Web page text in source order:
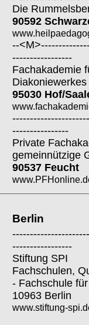
Die
90592
--
-----------------
Fachakademie
95030 Hof/
----------------
Private
gemeinnützige
90537 Feucht
Berlin
-----------------
Stiftung SPI
Fachschulen,
- Fachschule
10963 Berlin
www.stiftung-